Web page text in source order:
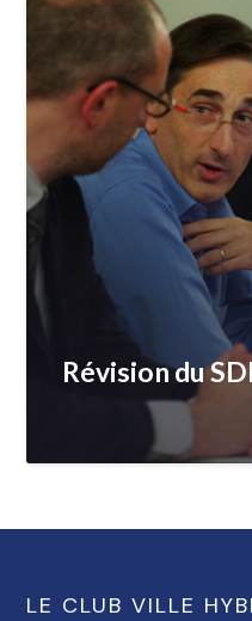
Révision du
LE CLUB VILLE